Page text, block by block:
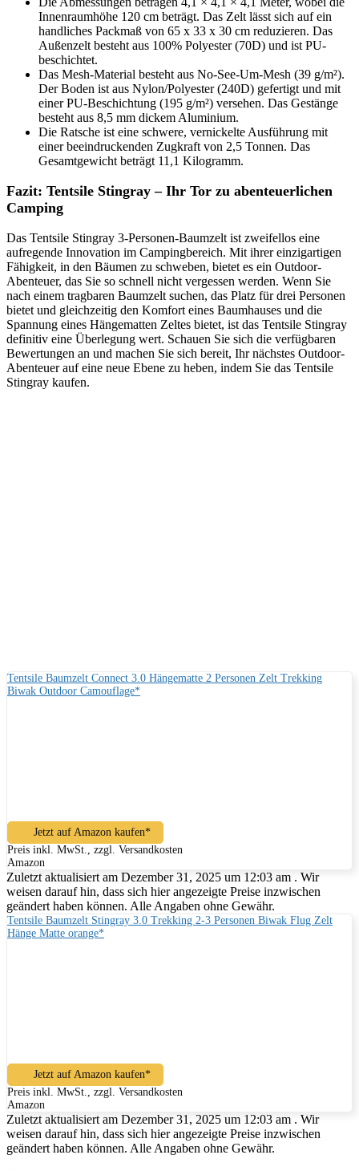
Innenraumhöhe 120 cm beträgt. Das Zelt lässt sich auf ein
handliches Packmaß von 65 x 33 x 30 cm reduzieren. Das
Außenzelt besteht aus 100% Polyester (70D) und ist PU-
beschichtet.
Das Mesh-Material besteht aus No-See-Um-Mesh (39 g/m²).
Der Boden ist aus Nylon/Polyester (240D) gefertigt und mit
einer PU-Beschichtung (195 g/m²) versehen. Das Gestänge
besteht aus 8,5 mm dickem Aluminium.
Die Ratsche ist eine schwere, vernickelte Ausführung mit
einer beeindruckenden Zugkraft von 2,5 Tonnen. Das
Gesamtgewicht beträgt 11,1 Kilogramm.
Fazit: Tentsile Stingray – Ihr Tor zu abenteuerlichen
Camping
Das Tentsile Stingray 3-Personen-Baumzelt ist zweifellos eine
aufregende Innovation im Campingbereich. Mit ihrer einzigartigen
Fähigkeit, in den Bäumen zu schweben, bietet es ein Outdoor-
Abenteuer, das Sie so schnell nicht vergessen werden. Wenn Sie
nach einem tragbaren Baumzelt suchen, das Platz für drei Personen
bietet und gleichzeitig den Komfort eines Baumhauses und die
Spannung eines Hängematten Zeltes bietet, ist das Tentsile Stingray
definitiv eine Überlegung wert. Schauen Sie sich die verfügbaren
Bewertungen an und machen Sie sich bereit, Ihr nächstes Outdoor-
Abenteuer auf eine neue Ebene zu heben, indem Sie das Tentsile
Stingray kaufen.
Tentsile Baumzelt Connect 3.0 Hängematte 2 Personen Zelt Trekking
Biwak Outdoor Camouflage*
Jetzt auf Amazon kaufen*
Preis inkl. MwSt., zzgl. Versandkosten
Amazon
Zuletzt aktualisiert am Dezember 31, 2025 um 12:03 am . Wir
weisen darauf hin, dass sich hier angezeigte Preise inzwischen
geändert haben können. Alle Angaben ohne Gewähr.
Tentsile Baumzelt Stingray 3.0 Trekking 2-3 Personen Biwak Flug Zelt
Hänge Matte orange*
Jetzt auf Amazon kaufen*
Preis inkl. MwSt., zzgl. Versandkosten
Amazon
Zuletzt aktualisiert am Dezember 31, 2025 um 12:03 am . Wir
weisen darauf hin, dass sich hier angezeigte Preise inzwischen
geändert haben können. Alle Angaben ohne Gewähr.